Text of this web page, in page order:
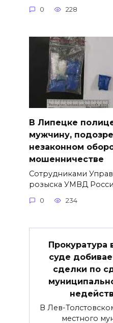
0 228
В Липецке
мужчину,
незаконном
мошенничестве
Сотрудниками
розыска УМВД
0 234
Прокуратура
суде
сделки по
В Лев-
местного